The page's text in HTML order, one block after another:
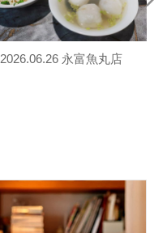
2026.06.26 永富魚丸店